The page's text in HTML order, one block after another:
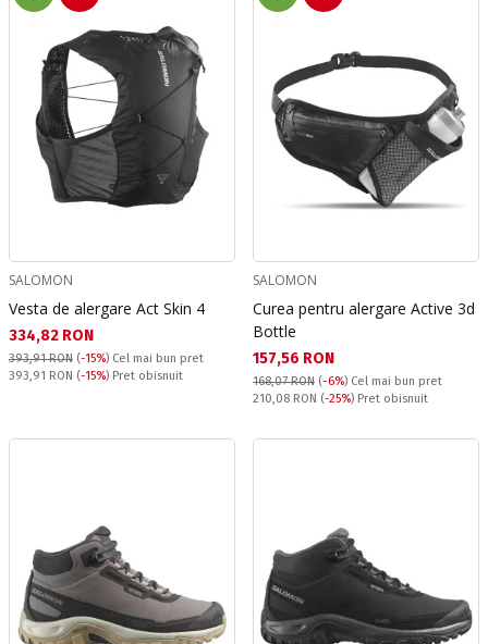
SALOMON
Vesta de alergare Act Skin 4
Текуща цена:
334,82 RON
393,91 RON (-15%) Cel mai bun pret
Pret obisnuit:
393,91 RON (-15%) Pret obisnuit
SALOMON
Curea pentru alergare Active 3d
Bottle
Текуща цена:
157,56 RON
168,07 RON (-6%) Cel mai bun pret
Pret obisnuit:
210,08 RON (-25%) Pret obisnuit